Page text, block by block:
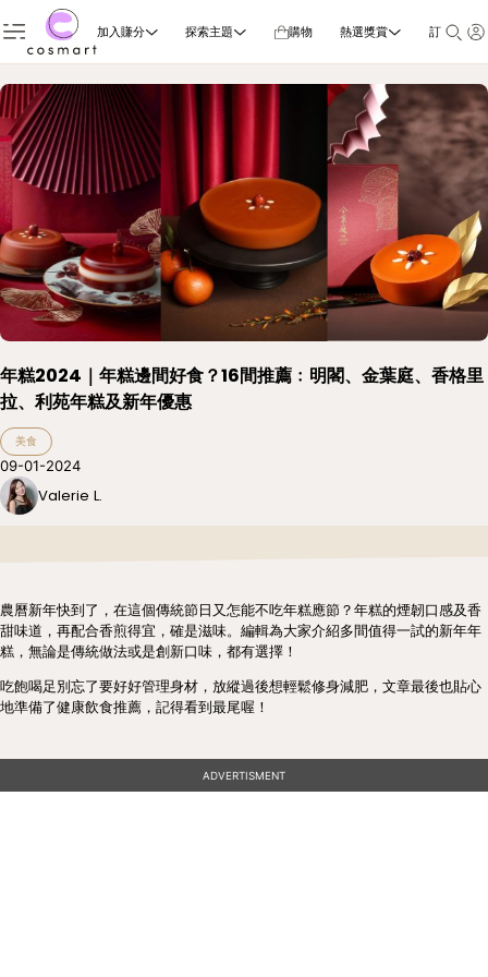
加入賺分 探索主題 購物 熱選獎賞 訂閱雜誌
年糕2024｜年糕邊間好食？16間推薦﹕明閣、金葉庭、香格里
拉、利苑年糕及新年優惠
美食
09-01-2024
Valerie L.
農曆新年快到了，在這個傳統節日又怎能不吃年糕應節？年糕的煙韌口感及香
甜味道，再配合香煎得宜，確是滋味。編輯為大家介紹多間值得一試的新年年
糕，無論是傳統做法或是創新口味，都有選擇！
吃飽喝足別忘了要好好管理身材，放縱過後想輕鬆修身減肥，文章最後也貼心
地準備了健康飲食推薦，記得看到最尾喔！
ADVERTISMENT